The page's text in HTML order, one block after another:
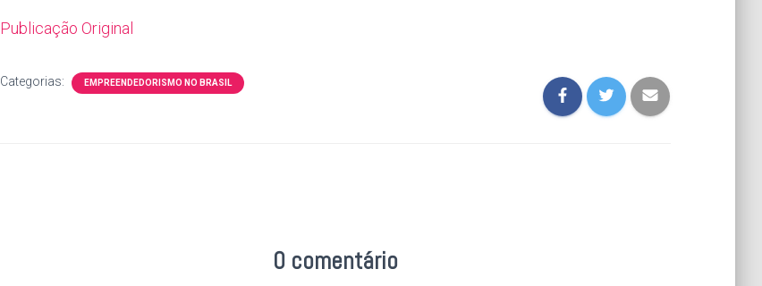
Publicação Original
Categorias: EMPREENDEDORISMO NO BRASIL
0 comentário